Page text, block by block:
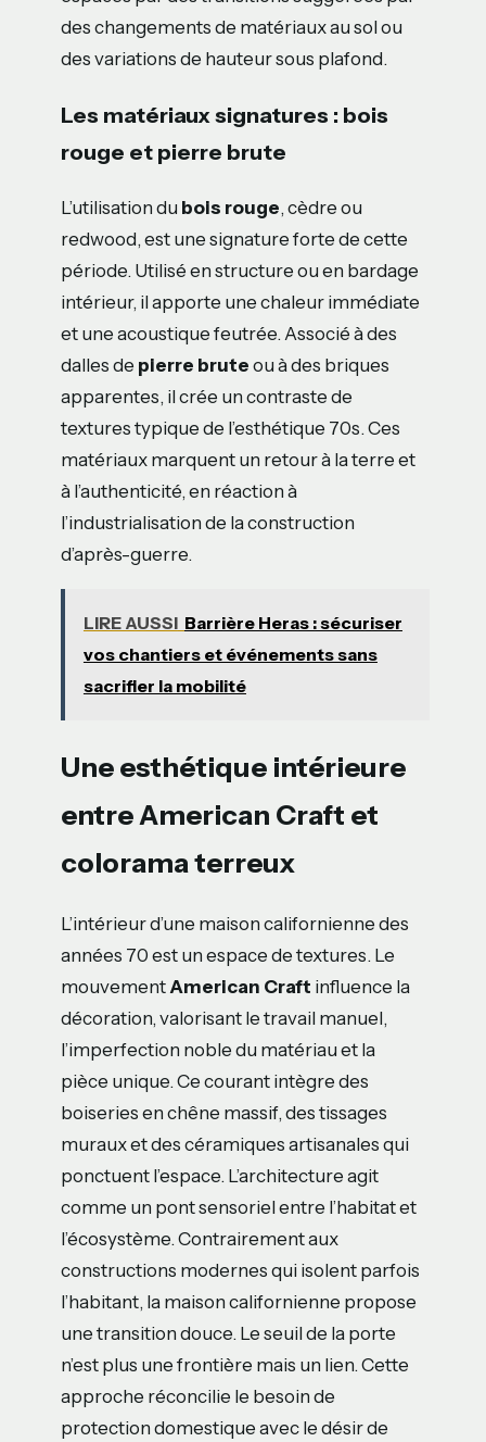
des changements de matériaux au sol ou
des variations de hauteur sous plafond.
Les matériaux signatures : bois
rouge et pierre brute
L’utilisation du bois rouge, cèdre ou
redwood, est une signature forte de cette
période. Utilisé en structure ou en bardage
intérieur, il apporte une chaleur immédiate
et une acoustique feutrée. Associé à des
dalles de pierre brute ou à des briques
apparentes, il crée un contraste de
textures typique de l’esthétique 70s. Ces
matériaux marquent un retour à la terre et
à l’authenticité, en réaction à
l’industrialisation de la construction
d’après-guerre.
LIRE AUSSI Barrière Heras : sécuriser
vos chantiers et événements sans
sacrifier la mobilité
Une esthétique intérieure
entre American Craft et
colorama terreux
L’intérieur d’une maison californienne des
années 70 est un espace de textures. Le
mouvement American Craft influence la
décoration, valorisant le travail manuel,
l’imperfection noble du matériau et la
pièce unique. Ce courant intègre des
boiseries en chêne massif, des tissages
muraux et des céramiques artisanales qui
ponctuent l’espace. L’architecture agit
comme un pont sensoriel entre l’habitat et
l’écosystème. Contrairement aux
constructions modernes qui isolent parfois
l’habitant, la maison californienne propose
une transition douce. Le seuil de la porte
n’est plus une frontière mais un lien. Cette
approche réconcilie le besoin de
protection domestique avec le désir de